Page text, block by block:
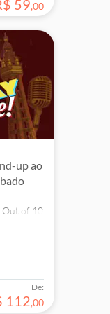
59,00
up ao
Out of 10
a
desde
De:
112,00